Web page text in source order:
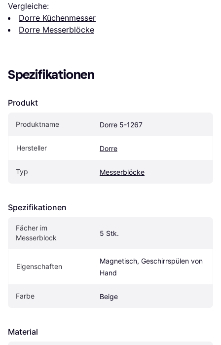
Vergleiche:
Dorre Küchenmesser
Dorre Messerblöcke
Spezifikationen
Produkt
Produktname Dorre 5-1267
Hersteller Dorre
Typ Messerblöcke
Spezifikationen
Fächer im
Messerblock
5 Stk.
Eigenschaften
Magnetisch, Geschirrspülen von
Hand
Farbe Beige
Material